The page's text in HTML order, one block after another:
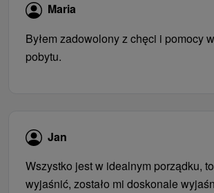
Maria
Byłem zadowolony z chęci i pomocy
pobytu.
Jan
Wszystko jest w idealnym porządku,
wyjaśnić, zostało mi doskonale